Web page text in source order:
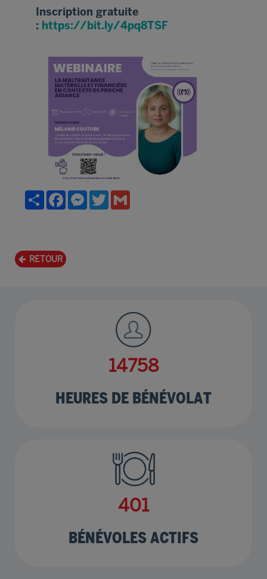
Inscription gratuite
: https://bit.ly/4pq8TSF
PartagerFacebookMessenger
Twitter
RETOUR
17825
HEURES DE BÉNÉVOLAT
485
BÉNÉVOLES ACTIFS